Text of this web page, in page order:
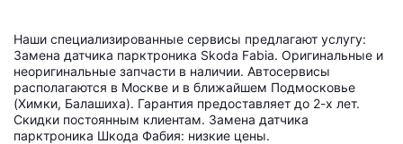
Наши специализированные сервисы предлагают услугу:
Замена датчика парктроника Skoda Fabia. Оригинальные и
неоригинальные запчасти в наличии. Автосервисы
располагаются в Москве и в ближайшем Подмосковье
(Химки, Балашиха). Гарантия предоставляет до 2-х лет.
Скидки постоянным клиентам. Замена датчика
парктроника Шкода Фабия: низкие цены.